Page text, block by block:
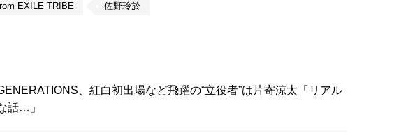
EXILE TRIBE 佐野玲於
、紅白初出場など飛躍の“立役者”は片寄涼太「リアル
話…」